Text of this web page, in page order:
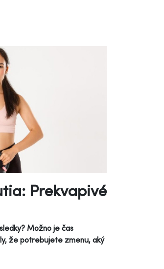
Prekvapivé
Možno je čas
že potrebujete zmenu, aký